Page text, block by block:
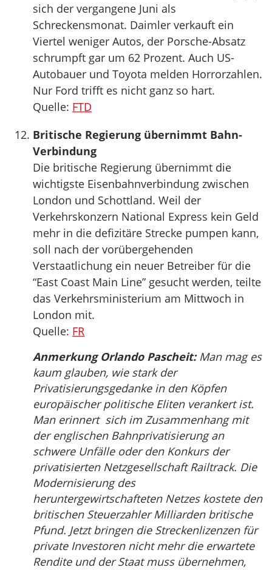
sich der vergangene Juni als
Schreckensmonat. Daimler verkauft ein
Viertel weniger Autos, der Porsche-Absatz
schrumpft gar um 62 Prozent. Auch US-
Autobauer und Toyota melden Horrorzahlen.
Nur Ford trifft es nicht ganz so hart.
Quelle: FTD
Britische Regierung übernimmt Bahn-
Verbindung
Die britische Regierung übernimmt die
wichtigste Eisenbahnverbindung zwischen
London und Schottland. Weil der
Verkehrskonzern National Express kein Geld
mehr in die defizitäre Strecke pumpen kann,
soll nach der vorübergehenden
Verstaatlichung ein neuer Betreiber für die
“East Coast Main Line” gesucht werden, teilte
das Verkehrsministerium am Mittwoch in
London mit.
Quelle: FR
Anmerkung Orlando Pascheit:Man mag es
kaum glauben, wie stark der
Privatisierungsgedanke in den Köpfen
europäischer politische Eliten verankert ist.
Man erinnert sich im Zusammenhang mit
der englischen Bahnprivatisierung an
schwere Unfälle oder den Konkurs der
privatisierten Netzgesellschaft Railtrack. Die
Modernisierung des
heruntergewirtschafteten Netzes kostete den
britischen Steuerzahler Milliarden britische
Pfund. Jetzt bringen die Streckenlizenzen für
private Investoren nicht mehr die erwartete
Rendite und der Staat muss übernehmen,